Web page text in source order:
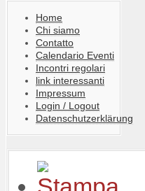
Home
Chi siamo
Contatto
Calendario Eventi
Incontri regolari
link interessanti
Impressum
Login / Logout
Datenschutzerklärung